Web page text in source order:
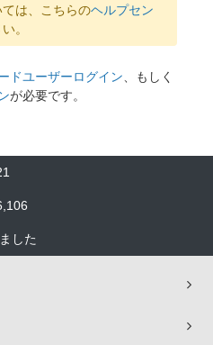
は、こちらのヘルプセン
。
ドユーザーログイン、もしく
が必要です。
した